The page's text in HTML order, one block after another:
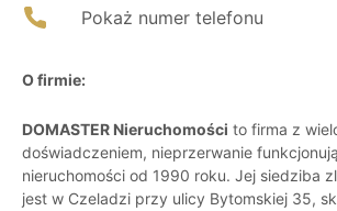
Pokaż numer telefonu
O firmie:
DOMASTER Nieruchomości to firma z
doświadczeniem, nieprzerwanie
nieruchomości od 1990 roku. Jej siedziba
jest w Czeladzi przy ulicy Bytomskiej 35,